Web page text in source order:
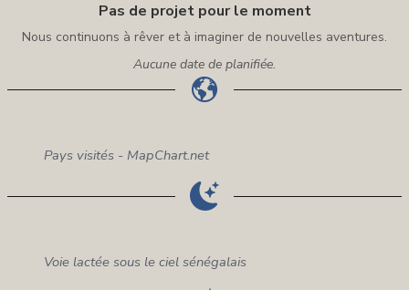
Pas de projet pour le moment
Nous continuons à rêver et à imaginer de nouvelles aventures.
Aucune date de planifiée.
Pays visités - MapChart.net
Voie lactée sous le ciel sénégalais